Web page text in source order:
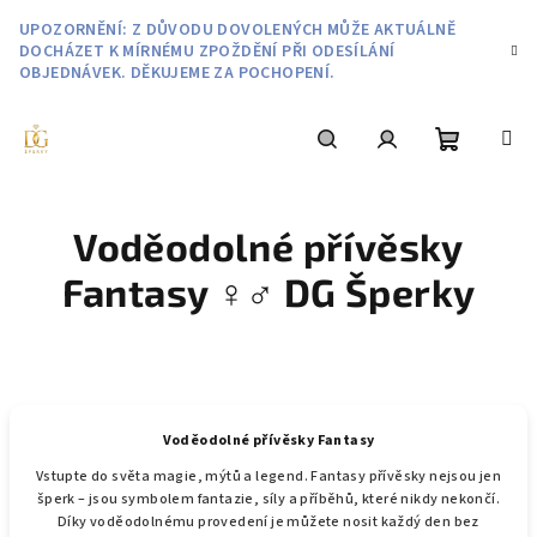
obsah
UPOZORNĚNÍ: Z DŮVODU DOVOLENÝCH MŮŽE AKTUÁLNĚ
DOCHÁZET K MÍRNÉMU ZPOŽDĚNÍ PŘI ODESÍLÁNÍ
OBJEDNÁVEK. DĚKUJEME ZA POCHOPENÍ.
košík
Voděodolné přívěsky
Fantasy ♀️♂️ DG Šperky
Voděodolné přívěsky Fantasy
Vstupte do světa magie, mýtů a legend. Fantasy přívěsky nejsou jen
šperk – jsou symbolem fantazie, síly a příběhů, které nikdy nekončí.
Díky voděodolnému provedení je můžete nosit každý den bez